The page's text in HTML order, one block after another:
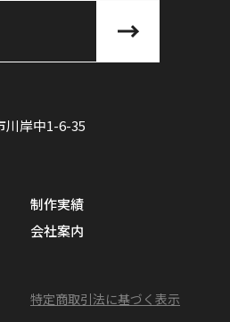
岸中1-6-35
制作実績
会社案内
特定商取引法に基づく表示